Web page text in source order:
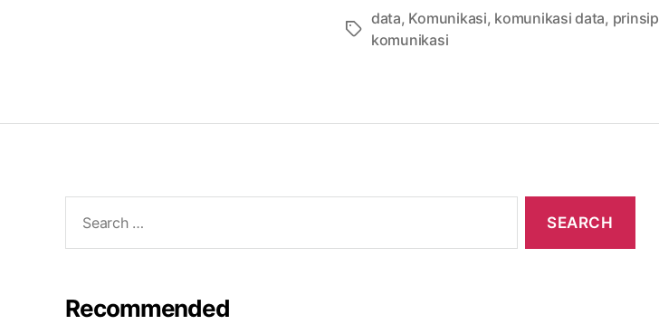
Tags
data, Komunikasi, komunikasi data, prinsip
komunikasi
for:
Recommended